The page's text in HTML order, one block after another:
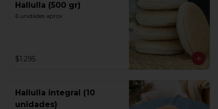
Hallulla (500 gr)
6 unidades aprox
$1.295
Hallulla integral (10
unidades)